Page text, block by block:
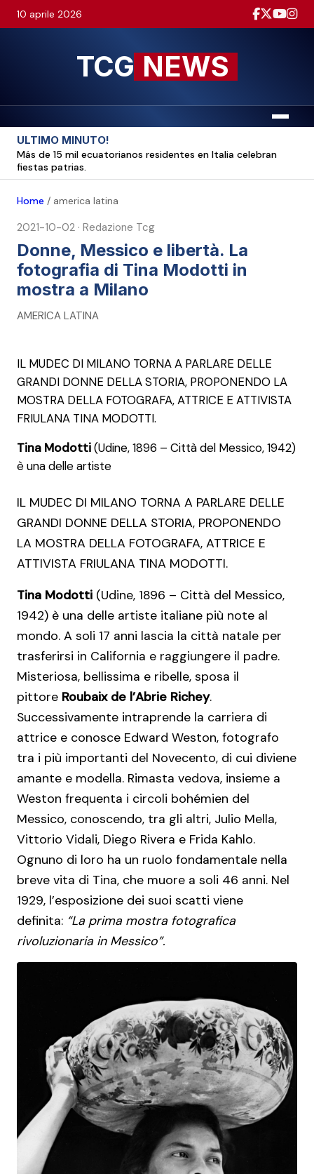
10 aprile 2026
TCG NEWS
Menu
ULTIMO MINUTO!
Más de 15 mil ecuatorianos residentes en Italia celebran
fiestas patrias.
Home / america latina
2021-10-02 · Redazione Tcg
Donne, Messico e libertà. La
fotografia di Tina Modotti in
mostra a Milano
AMERICA LATINA
IL MUDEC DI MILANO TORNA A PARLARE DELLE
GRANDI DONNE DELLA STORIA, PROPONENDO LA
MOSTRA DELLA FOTOGRAFA, ATTRICE E ATTIVISTA
FRIULANA TINA MODOTTI.
Tina Modotti(Udine, 1896 – Città del Messico, 1942)
è una delle artiste
IL MUDEC DI MILANO TORNA A PARLARE DELLE
GRANDI DONNE DELLA STORIA, PROPONENDO
LA MOSTRA DELLA FOTOGRAFA, ATTRICE E
ATTIVISTA FRIULANA TINA MODOTTI.
Tina Modotti (Udine, 1896 – Città del Messico,
1942) è una delle artiste italiane più note al
mondo. A soli 17 anni lascia la città natale per
trasferirsi in California e raggiungere il padre.
Misteriosa, bellissima e ribelle, sposa il
pittore Roubaix de l’Abrie Richey.
Successivamente intraprende la carriera di
attrice e conosce Edward Weston, fotografo
tra i più importanti del Novecento, di cui diviene
amante e modella. Rimasta vedova, insieme a
Weston frequenta i circoli bohémien del
Messico, conoscendo, tra gli altri, Julio Mella,
Vittorio Vidali, Diego Rivera e Frida Kahlo.
Ognuno di loro ha un ruolo fondamentale nella
breve vita di Tina, che muore a soli 46 anni. Nel
1929, l’esposizione dei suoi scatti viene
definita: “La prima mostra fotografica
rivoluzionaria in Messico”.